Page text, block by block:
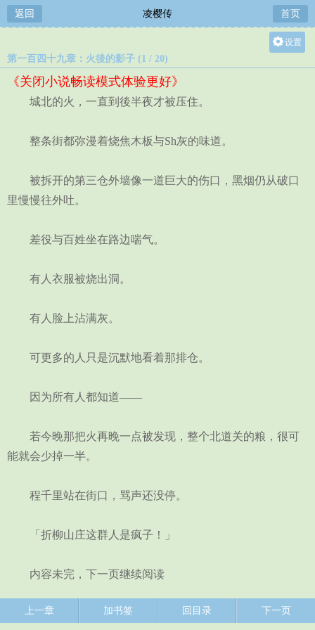
返回 凌樱传 首页
设置
第一百四十九章：火後的影子 (1 / 20)
《关闭小说畅读模式体验更好》
城北的火，一直到後半夜才被压住。
整条街都弥漫着烧焦木板与Sh灰的味道。
被拆开的第三仓外墙像一道巨大的伤口，黑烟仍从破口
里慢慢往外吐。
差役与百姓坐在路边喘气。
有人衣服被烧出洞。
有人脸上沾满灰。
可更多的人只是沉默地看着那排仓。
因为所有人都知道——
若今晚那把火再晚一点被发现，整个北道关的粮，很可
能就会少掉一半。
程千里站在街口，骂声还没停。
「折柳山庄这群人是疯子！」
内容未完，下一页继续阅读
上一章 加书签 回目录 下一页